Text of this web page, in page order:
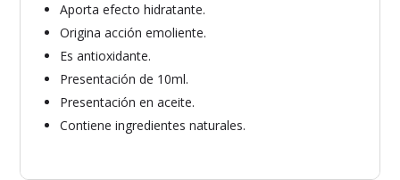
Aporta efecto hidratante.
Origina acción emoliente.
Es antioxidante.
Presentación de 10ml.
Presentación en aceite.
Contiene ingredientes naturales.